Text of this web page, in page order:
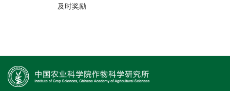
及时奖励